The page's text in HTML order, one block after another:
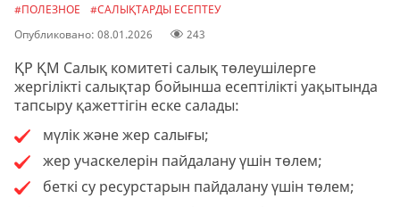
#ПОЛЕЗНОЕ
#САЛЫҚТАРДЫ ЕСЕПТЕУ
Опубликовано: 08.01.2026
243
ҚР ҚМ Салық комитеті салық төлеушілерге
жергілікті салықтар бойынша есептілікті уақытында
тапсыру қажеттігін еске салады:
мүлік және жер салығы;
жер учаскелерін пайдалану үшін төлем;
беткі су ресурстарын пайдалану үшін төлем;